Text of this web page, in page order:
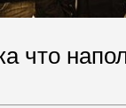
что